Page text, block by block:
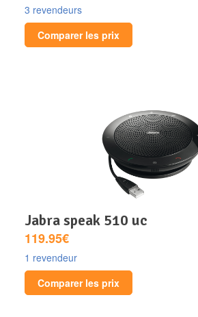
3 revendeurs
Comparer les prix
jabra speak 510 uc
119.95€
1 revendeur
Comparer les prix